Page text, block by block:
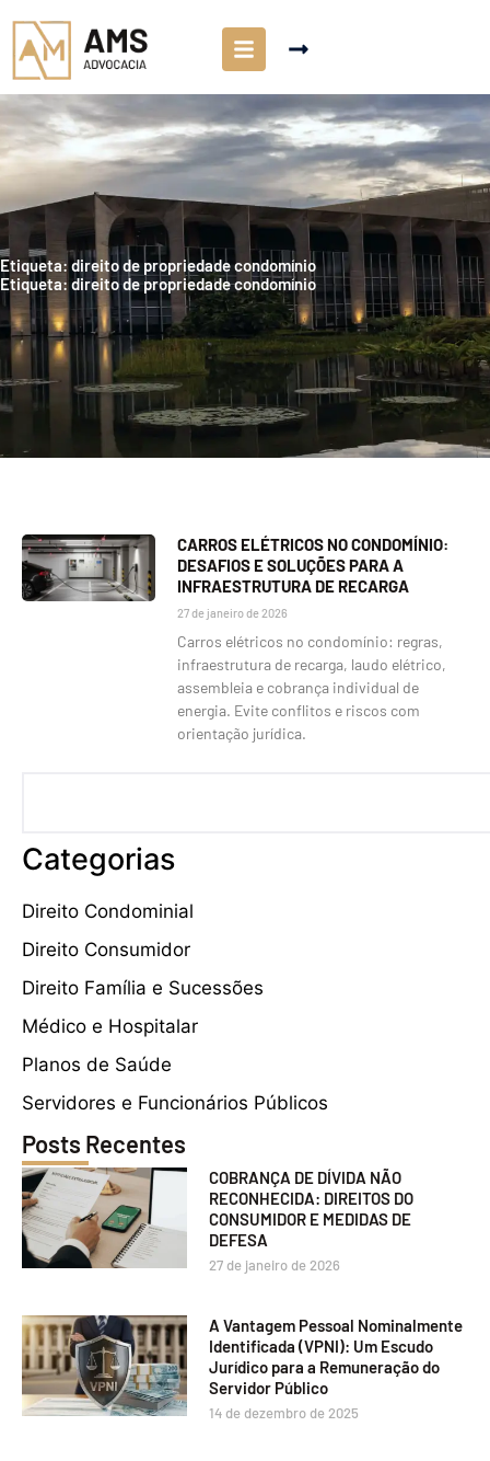
Etiqueta: direito de propriedade condomínio
Etiqueta: direito de propriedade condomínio
CARROS ELÉTRICOS NO CONDOMÍNIO:
DESAFIOS E SOLUÇÕES PARA A
INFRAESTRUTURA DE RECARGA
27 de janeiro de 2026
Carros elétricos no condomínio: regras,
infraestrutura de recarga, laudo elétrico,
assembleia e cobrança individual de
energia. Evite conflitos e riscos com
orientação jurídica.
Categorias
Direito Condominial
Direito Consumidor
Direito Família e Sucessões
Médico e Hospitalar
Planos de Saúde
Servidores e Funcionários Públicos
Posts Recentes
COBRANÇA DE DÍVIDA NÃO
RECONHECIDA: DIREITOS DO
CONSUMIDOR E MEDIDAS DE
DEFESA
27 de janeiro de 2026
A Vantagem Pessoal Nominalmente
Identificada (VPNI): Um Escudo
Jurídico para a Remuneração do
Servidor Público
14 de dezembro de 2025